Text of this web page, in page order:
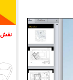
نقش